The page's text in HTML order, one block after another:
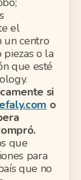
el
un centro
piezas o la
que esté
si
o
que
para
que no